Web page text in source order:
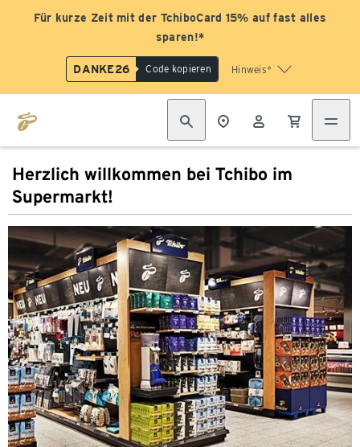
Für kurze Zeit mit der TchiboCard 15% auf fast alles
sparen!*
DANKE26 Code kopieren Hinweis*
Herzlich willkommen bei Tchibo im
Supermarkt!